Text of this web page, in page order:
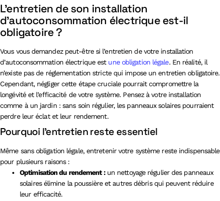
L’entretien de son installation
d’autoconsommation électrique est-il
obligatoire ?
Vous vous demandez peut-être si l’entretien de votre installation
d’autoconsommation électrique est une obligation légale. En réalité, il
n’existe pas de réglementation stricte qui impose un entretien obligatoire.
Cependant, négliger cette étape cruciale pourrait compromettre la
longévité et l’efficacité de votre système. Pensez à votre installation
comme à un jardin : sans soin régulier, les panneaux solaires pourraient
perdre leur éclat et leur rendement.
Pourquoi l’entretien reste essentiel
Même sans obligation légale, entretenir votre système reste indispensable
pour plusieurs raisons :
Optimisation du rendement :un nettoyage régulier des panneaux
solaires élimine la poussière et autres débris qui peuvent réduire
leur efficacité.